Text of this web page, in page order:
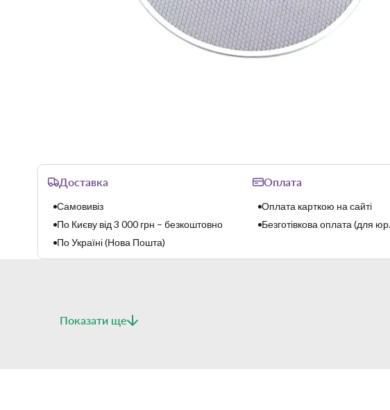
Доставка
Самовивіз
По Києву від 3 000 грн – безкоштовно
По Україні (Нова Пошта)
Оплата
Оплата карткою на сайті
Безготівкова оплата (для
Показати ще